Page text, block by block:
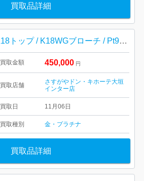
買取品詳細
K18トップ / K18WGブローチ / Pt900リング / K21.6コイン
買取金額 450,000 円
買取店舗
さすがやドン・キホーテ大垣
インター店
買取日 11月06日
買取種別 金・プラチナ
買取品詳細